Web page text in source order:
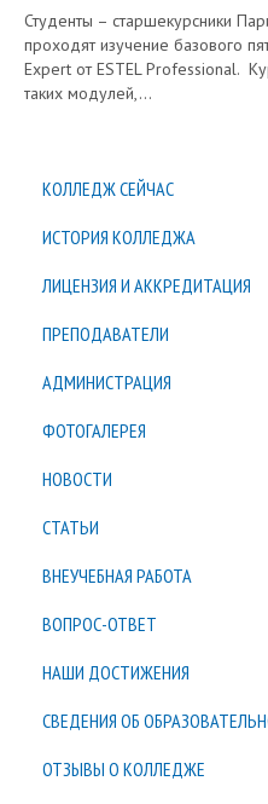
Студенты – старшекурсники
проходят изучение базового
Expert от ESTEL Professional.
таких модулей,...
КОЛЛЕДЖ СЕЙЧАС
ИСТОРИЯ КОЛЛЕДЖА
ЛИЦЕНЗИЯ И АККРЕДИТАЦИЯ
ПРЕПОДАВАТЕЛИ
АДМИНИСТРАЦИЯ
ФОТОГАЛЕРЕЯ
НОВОСТИ
СТАТЬИ
ВНЕУЧЕБНАЯ РАБОТА
ВОПРОС-ОТВЕТ
НАШИ ДОСТИЖЕНИЯ
СВЕДЕНИЯ ОБ
ОТЗЫВЫ О КОЛЛЕДЖЕ